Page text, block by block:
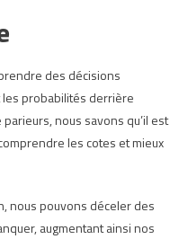
des décisions
probabilités derrière
nous savons qu’il est
les cotes et mieux
nous pouvons déceler des
augmentant ainsi nos